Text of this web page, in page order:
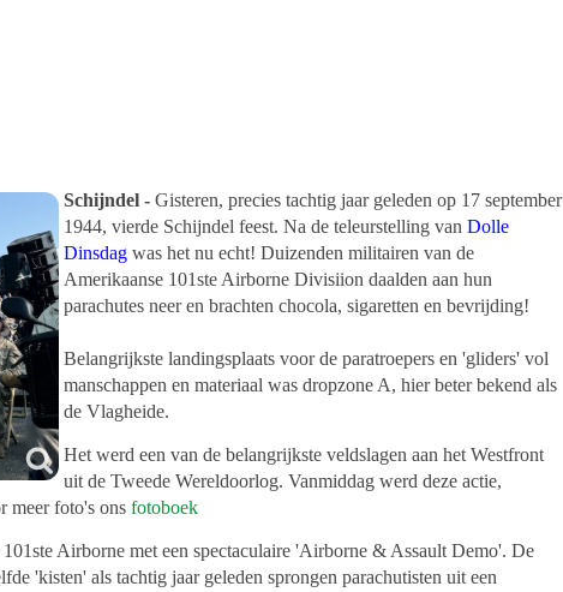
Schijndel - Gisteren, precies tachtig jaar geleden op 17 september
1944, vierde Schijndel feest. Na de teleurstelling van Dolle
Dinsdag was het nu echt! Duizenden militairen van de
Amerikaanse 101ste Airborne Divisiion daalden aan hun
parachutes neer en brachten chocola, sigaretten en bevrijding!
Belangrijkste landingsplaats voor de paratroepers en 'gliders' vol
manschappen en materiaal was dropzone A, hier beter bekend als
de Vlagheide.
Het werd een van de belangrijkste veldslagen aan het Westfront
uit de Tweede Wereldoorlog. Vanmiddag werd deze actie,
meer foto's ons fotoboek
Airborne met een spectaculaire 'Airborne & Assault Demo'. De
'kisten' als tachtig jaar geleden sprongen parachutisten uit een